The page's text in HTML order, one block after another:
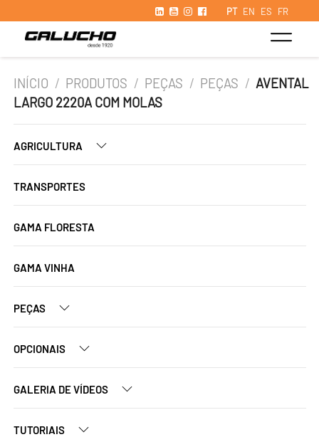
PT EN ES FR
INÍCIO / PRODUTOS / PEÇAS / PEÇAS / AVENTAL
LARGO 2220A COM MOLAS
AGRICULTURA
TRANSPORTES
GAMA FLORESTA
GAMA VINHA
PEÇAS
OPCIONAIS
GALERIA DE VÍDEOS
TUTORIAIS